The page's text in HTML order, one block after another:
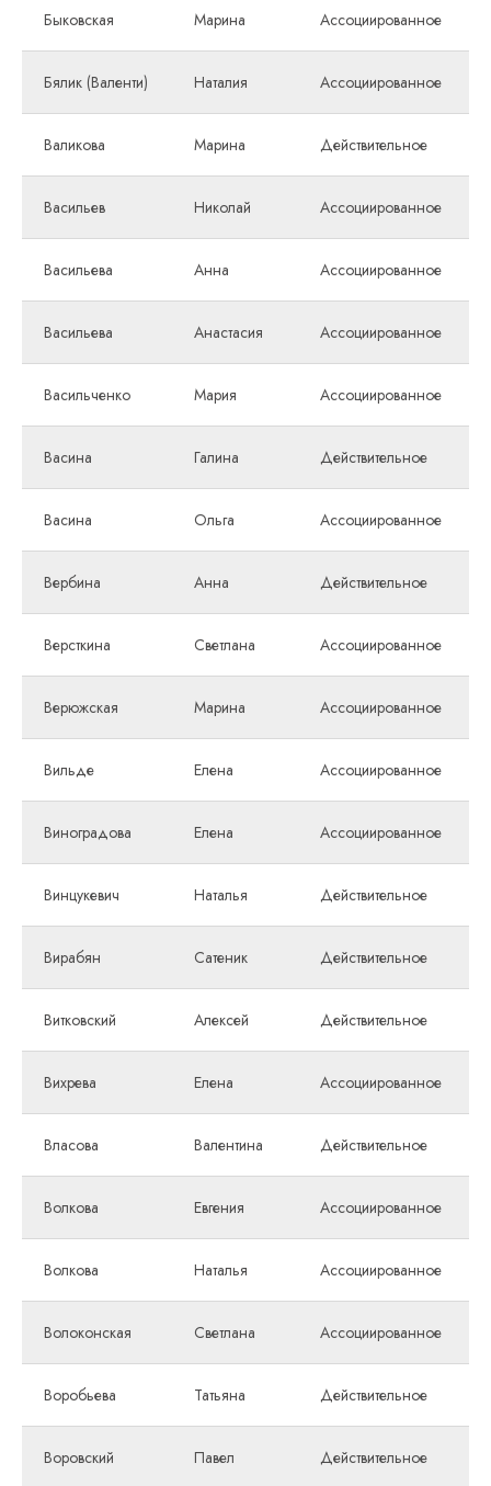
Быковская Марина Ассоциированное
Бялик (Валенти) Наталия Ассоциированное
Валикова Марина Действительное
Васильев Николай Ассоциированное
Васильева Анна Ассоциированное
Васильева Анастасия Ассоциированное
Васильченко Мария Ассоциированное
Васина Галина Действительное
Васина Ольга Ассоциированное
Вербина Анна Действительное
Версткина Светлана Ассоциированное
Верюжская Марина Ассоциированное
Вильде Елена Ассоциированное
Виноградова Елена Ассоциированное
Винцукевич Наталья Действительное
Вирабян Сатеник Действительное
Витковский Алексей Действительное
Вихрева Елена Ассоциированное
Власова Валентина Действительное
Волкова Евгения Ассоциированное
Волкова Наталья Ассоциированное
Волоконская Светлана Ассоциированное
Воробьева Татьяна Действительное
Воровский Павел Действительное